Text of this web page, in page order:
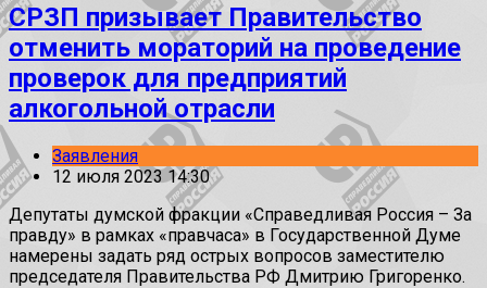
СРЗП призывает Правительство
отменить мораторий на проведение
проверок для предприятий
алкогольной отрасли
Заявления
12 июля 2023 14:30
Депутаты думской фракции «Справедливая Россия – За
правду» в рамках «правчаса» в Государственной Думе
намерены задать ряд острых вопросов заместителю
председателя Правительства РФ Дмитрию Григоренко.